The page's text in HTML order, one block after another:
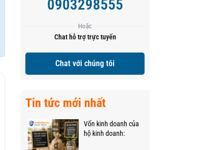
0903298555
Hoặc
Chat hỗ trợ trực tuyến
Chat với chúng tôi
Tin tức mới nhất
Vốn kinh doanh của
hộ kinh doanh: